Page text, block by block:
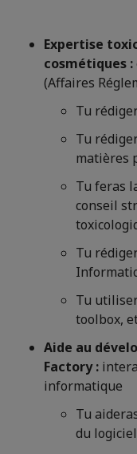
Expertise
cosmétiques :
(Affaires
Tu
Tu
matières
Tu feras
conseil
Tu
Tu
toolbox,
Aide au
Factory :
informatique
Tu
du